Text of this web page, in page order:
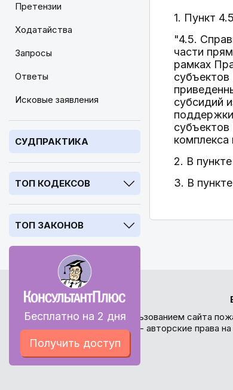
Претензии
Ходатайства
Запросы
Ответы
Исковые заявления
СУДПРАКТИКА
ТОП КОДЕКСОВ
ТОП ЗАКОНОВ
Бесплатно на 2 дня
Получить доступ
1. Пункт
"4.5.
части
рамках
субсидий
2. В
3. В
Перед использованием сайта
внимание - авторские права